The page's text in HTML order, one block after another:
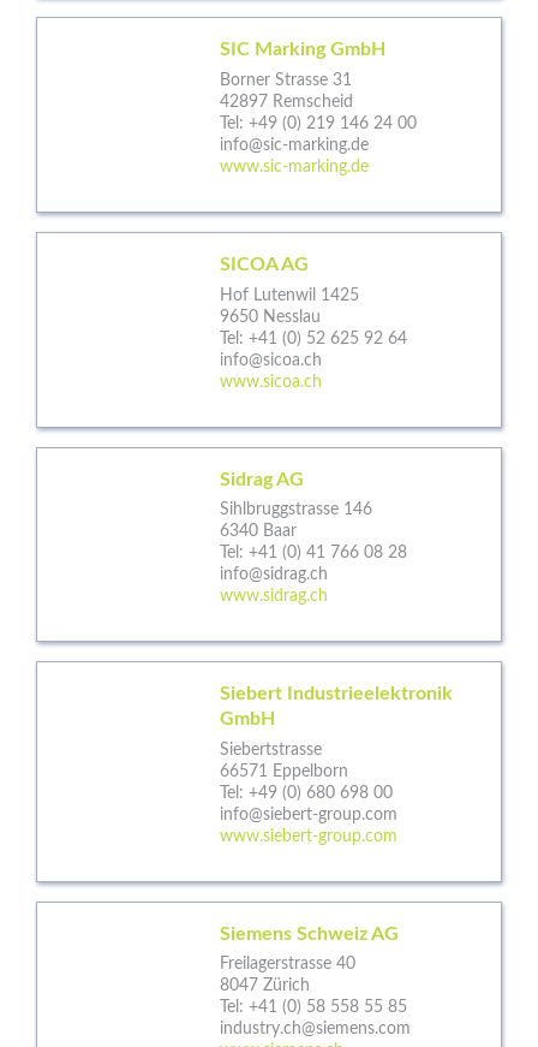
SIC Marking GmbH
Borner Strasse 31
42897 Remscheid
Tel: +49 (0) 219 146 24 00
info@sic-marking.de
www.sic-marking.de
SICOA AG
Hof Lutenwil 1425
9650 Nesslau
Tel: +41 (0) 52 625 92 64
info@sicoa.ch
www.sicoa.ch
Sidrag AG
Sihlbruggstrasse 146
6340 Baar
Tel: +41 (0) 41 766 08 28
info@sidrag.ch
www.sidrag.ch
Siebert Industrieelektronik
GmbH
Siebertstrasse
66571 Eppelborn
Tel: +49 (0) 680 698 00
info@siebert-group.com
www.siebert-group.com
Siemens Schweiz AG
Freilagerstrasse 40
8047 Zürich
Tel: +41 (0) 58 558 55 85
industry.ch@siemens.com